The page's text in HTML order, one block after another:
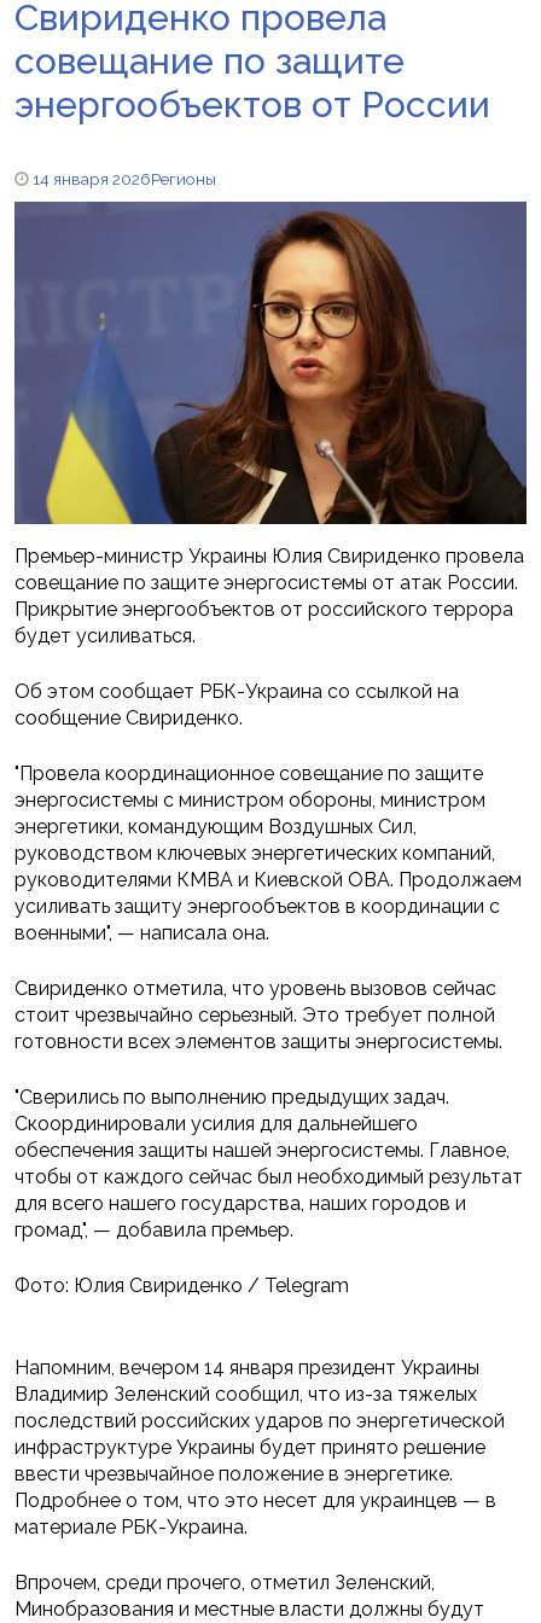
Свириденко провела
совещание по защите
энергообъектов от России
14 января 2026Регионы
Премьер-министр Украины Юлия Свириденко провела
совещание по защите энергосистемы от атак России.
Прикрытие энергообъектов от российского террора
будет усиливаться.
Об этом сообщает РБК-Украина со ссылкой на
сообщение Свириденко.
"Провела координационное совещание по защите
энергосистемы с министром обороны, министром
энергетики, командующим Воздушных Сил,
руководством ключевых энергетических компаний,
руководителями КМВА и Киевской ОВА. Продолжаем
усиливать защиту энергообъектов в координации с
военными", — написала она.
Свириденко отметила, что уровень вызовов сейчас
стоит чрезвычайно серьезный. Это требует полной
готовности всех элементов защиты энергосистемы.
"Сверились по выполнению предыдущих задач.
Скоординировали усилия для дальнейшего
обеспечения защиты нашей энергосистемы. Главное,
чтобы от каждого сейчас был необходимый результат
для всего нашего государства, наших городов и
громад", — добавила премьер.
Фото: Юлия Свириденко / Telegram
Напомним, вечером 14 января президент Украины
Владимир Зеленский сообщил, что из-за тяжелых
последствий российских ударов по энергетической
инфраструктуре Украины будет принято решение
ввести чрезвычайное положение в энергетике.
Подробнее о том, что это несет для украинцев — в
материале РБК-Украина.
Впрочем, среди прочего, отметил Зеленский,
Минобразования и местные власти должны будут